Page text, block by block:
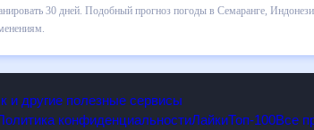
Индонезия в ближайший месяц, к каким
погоды в Семаранге, Индонезия, Индонезия, на
и другие полезные сервисы